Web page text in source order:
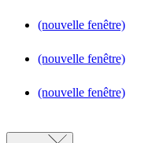
(nouvelle fenêtre)
(nouvelle fenêtre)
(nouvelle fenêtre)